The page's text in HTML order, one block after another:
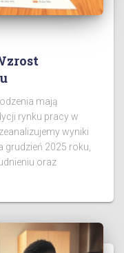
mają
rynku pracy w
wyniki
2025 roku,
oraz